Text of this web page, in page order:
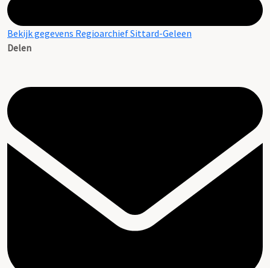
Bekijk gegevens Regioarchief Sittard-Geleen
Delen